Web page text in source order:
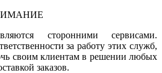
сторонними сервисами.
за работу этих служб,
своим клиентам в решении любых
заказов.